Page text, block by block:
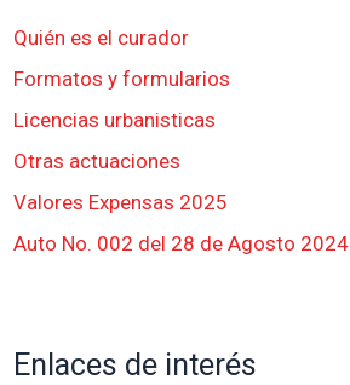
Quién es el curador
Formatos y formularios
Licencias urbanisticas
Otras actuaciones
Valores Expensas 2025
Auto No. 002 del 28 de Agosto 2024
Enlaces de interés